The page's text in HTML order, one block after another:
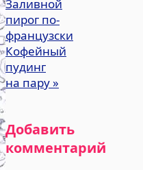
Заливной
пирог по-
французски
Кофейный
пудинг
на пару»
Добавить
комментарий